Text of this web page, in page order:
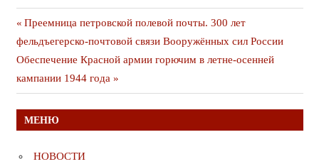
Навигация
по
записям
Предыдущая
публикация
Преемница петровской полевой почты. 300 лет
фельдъегерско-почтовой связи Вооружённых сил России
Следующая
публикация
Обеспечение Красной армии горючим в летне-осенней
кампании 1944 года
МЕНЮ
НОВОСТИ